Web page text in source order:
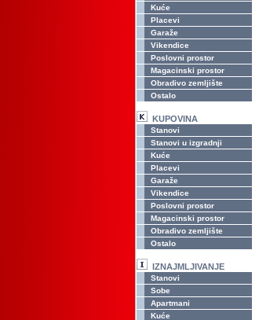
Kuće
Placevi
Garaže
Vikendice
Poslovni prostor
Magacinski prostor
Obradivo zemljište
Ostalo
KUPOVINA
Stanovi
Stanovi u izgradnji
Kuće
Placevi
Garaže
Vikendice
Poslovni prostor
Magacinski prostor
Obradivo zemljište
Ostalo
IZNAJMLJIVANJE
Stanovi
Sobe
Apartmani
Kuće